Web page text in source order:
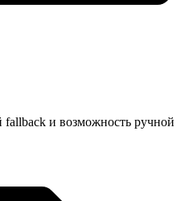
и возможность ручной